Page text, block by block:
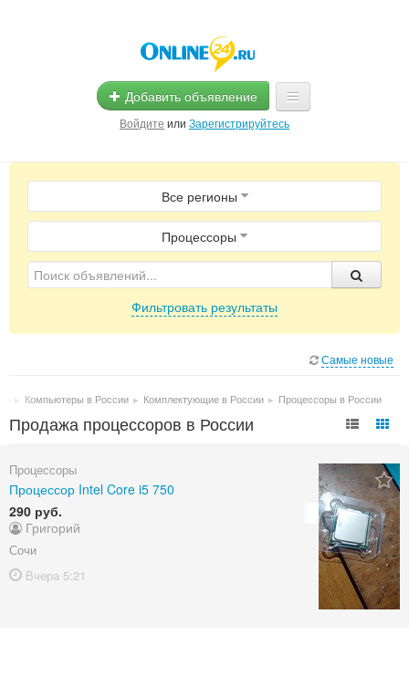
Добавить объявление
Войдите или Зарегистрируйтесь
Главная
Помощь
Услуги
Магазины
Все регионы
Процессоры
Фильтровать результаты
Самые новые
▸ Компьютеры в России ▸ Комплектующие в России ▸ Процессоры в России
Продажа процессоров в России
Процессоры
Процессор Intel Core i5 750
290 руб.
Григорий
Сочи
Вчера 5:21